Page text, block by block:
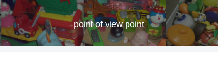
point of view point